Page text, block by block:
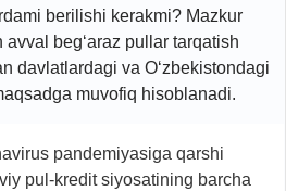
berilishi kerakmi? Mazkur
beg‘araz pullar tarqatish
davlatlardagi va O‘zbekistondagi
muvofiq hisoblanadi.
pandemiyasiga qarshi
pul-kredit siyosatining barcha